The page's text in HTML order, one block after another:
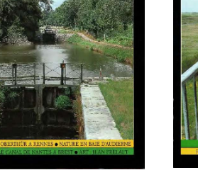
être
choisies
sur
la
page
du
produit